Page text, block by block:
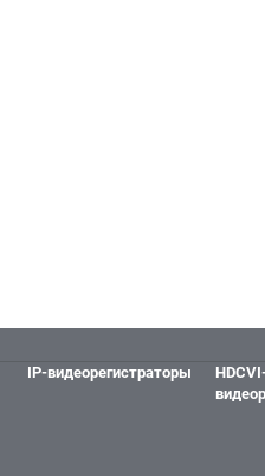
IP-видеорегистраторы